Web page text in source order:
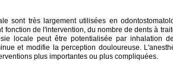
sont très largement utilisées en
fonction de l'intervention, du nombre de dents à
locale peut être potentialisée par inhalation
et modifie la perception douloureuse.
plus importantes ou plus compliquées.